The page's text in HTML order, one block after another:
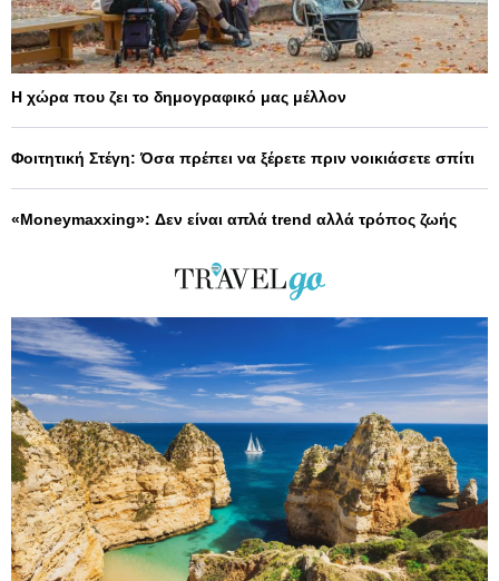
Η χώρα που ζει το δημογραφικό μας μέλλον
Φοιτητική Στέγη: Όσα πρέπει να ξέρετε πριν νοικιάσετε σπίτι
«Moneymaxxing»: Δεν είναι απλά trend αλλά τρόπος ζωής